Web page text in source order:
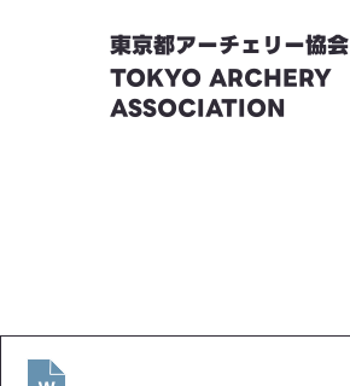
東京都アーチェリー協会
TOKYO ARCHERY
ASSOCIATION